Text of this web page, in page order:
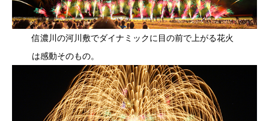
信濃川の河川敷でダイナミックに目の前で上がる花火
は感動そのもの。